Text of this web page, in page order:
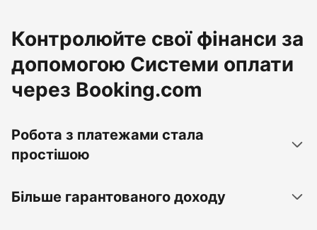
Контролюйте свої фінанси за
допомогою Системи оплати
через Booking.com
Робота з платежами стала
простішою
Більше гарантованого доходу